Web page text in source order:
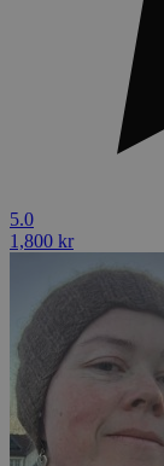
5.0
1,800 kr